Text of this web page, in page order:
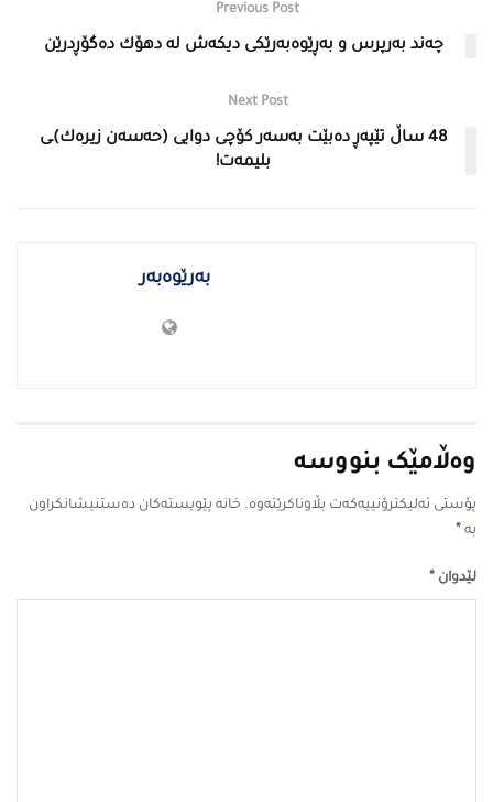
Previous Post
چەند بەرپرس و بەڕێوەبەرێكی دیكەش لە دهۆك دەگۆڕدرێن
Next Post
48 ساڵ تێپەڕ دەبێت بەسەر كۆچی دوایی (حەسەن زیرەك)ـی
بلیمەت!
بەرێوەبەر
وەڵامێک بنووسە
پۆستی ئەلیکترۆنییەکەت بڵاوناکرێتەوە. خانە پێویستەکان دەستنیشانکراون
بە *
لێدوان *